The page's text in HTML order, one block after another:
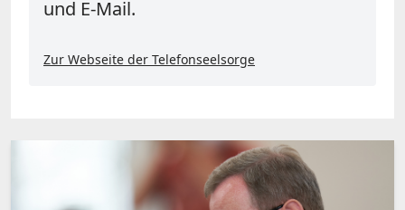
und E-Mail.
Zur Webseite der Telefonseelsorge